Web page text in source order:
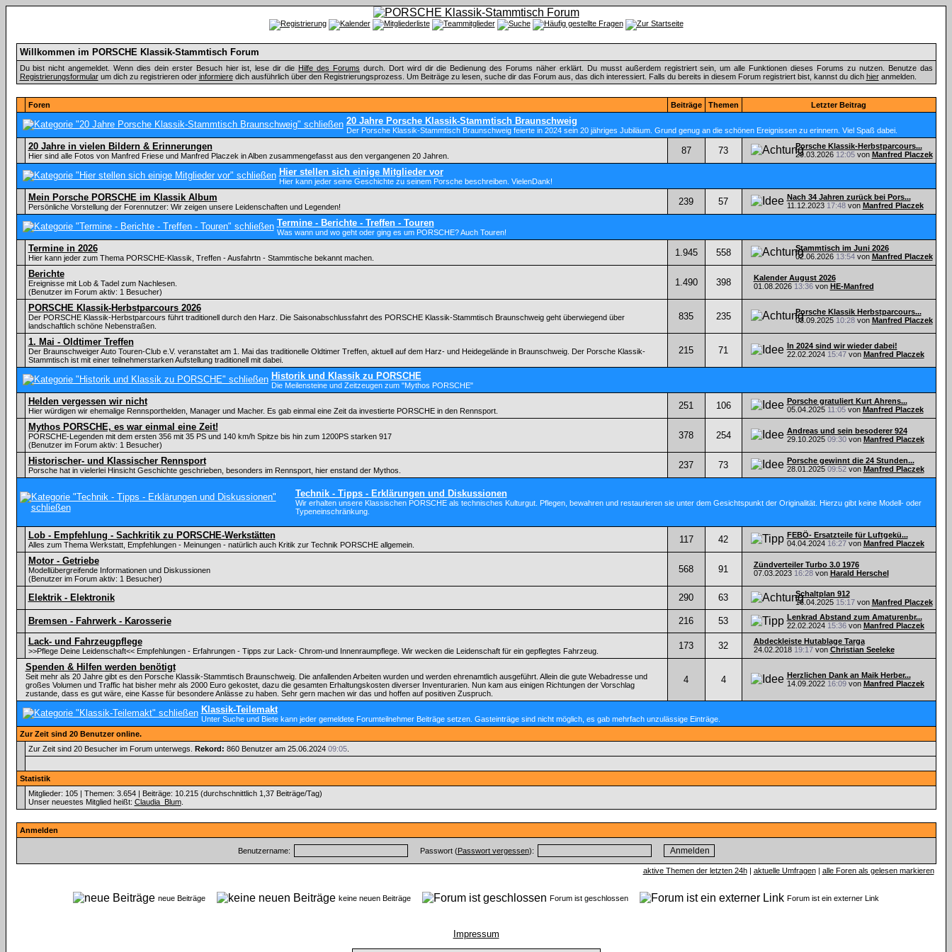
Willkommen im PORSCHE Klassik-Stammtisch Forum
Du bist nicht angemeldet. Wenn dies dein erster Besuch hier ist, lese dir die Hilfe des Forums durch. Dort wird dir die Bedienung des Forums näher erklärt. Du musst außerdem registriert sein, um alle Funktionen dieses Forums zu nutzen. Benutze das
Registrierungsformularum dich zu registrieren oder informieredich ausführlich über den Registrierungsprozess. Um Beiträge zu lesen, suche dir das Forum aus, das dich interessiert. Falls du bereits in diesem Forum registriert bist, kannst du dich hieranmelden.
Foren Beiträge Themen Letzter Beitrag
20 Jahre Porsche Klassik-Stammtisch Braunschweig
Der Porsche Klassik-Stammtisch Braunschweig feierte in 2024 sein 20 jähriges Jubiläum. Grund genug an die schönen Ereignissen zu erinnern. Viel Spaß dabei.
20 Jahre in vielen Bildern & Erinnerungen
Hier sind alle Fotos von Manfred Friese und Manfred Placzek in Alben zusammengefasst aus den vergangenen 20 Jahren. 87 73
Porsche Klassik-Herbstparcours...
29.03.2026 12:05von Manfred Placzek
Hier stellen sich einige Mitglieder vor
Hier kann jeder seine Geschichte zu seinem Porsche beschreiben. VielenDank!
Mein Porsche PORSCHE im Klassik Album
Persönliche Vorstellung der Forennutzer: Wir zeigen unsere Leidenschaften und Legenden! 239 57
Nach 34 Jahren zurück bei Pors...
11.12.2023 17:48von Manfred Placzek
Termine - Berichte - Treffen - Touren
Was wann und wo geht oder ging es um PORSCHE? Auch Touren!
Termine in 2026
Hier kann jeder zum Thema PORSCHE-Klassik, Treffen - Ausfahrtn - Stammtische bekannt machen. 1.945 558
Stammtisch im Juni 2026
02.06.2026 13:54von Manfred Placzek
Berichte
Ereignisse mit Lob & Tadel zum Nachlesen.
(Benutzer im Forum aktiv: 1 Besucher)
1.490 398
Kalender August 2026
01.08.2026 13:36von HE-Manfred
PORSCHE Klassik-Herbstparcours 2026
Der PORSCHE Klassik-Herbstparcours führt traditionell durch den Harz. Die Saisonabschlussfahrt des PORSCHE Klassik-Stammtisch Braunschweig geht überwiegend über
landschaftlich schöne Nebenstraßen.
835 235
Porsche Klassik Herbstparcours...
03.09.2025 10:28von Manfred Placzek
1. Mai - Oldtimer Treffen
Der Braunschweiger Auto Touren-Club e.V. veranstaltet am 1. Mai das traditionelle Oldtimer Treffen, aktuell auf dem Harz- und Heidegelände in Braunschweig. Der Porsche Klassik-
Stammtisch ist mit einer teilnehmerstarken Aufstellung traditionell mit dabei.
215 71
In 2024 sind wir wieder dabei!
22.02.2024 15:47von Manfred Placzek
Historik und Klassik zu PORSCHE
Die Meilensteine und Zeitzeugen zum "Mythos PORSCHE"
Helden vergessen wir nicht
Hier würdigen wir ehemalige Rennsporthelden, Manager und Macher. Es gab einmal eine Zeit da investierte PORSCHE in den Rennsport. 251 106
Porsche gratuliert Kurt Ahrens...
05.04.2025 11:05von Manfred Placzek
Mythos PORSCHE, es war einmal eine Zeit!
PORSCHE-Legenden mit dem ersten 356 mit 35 PS und 140 km/h Spitze bis hin zum 1200PS starken 917
(Benutzer im Forum aktiv: 1 Besucher)
378 254
Andreas und sein besoderer 924
29.10.2025 09:30von Manfred Placzek
Historischer- und Klassischer Rennsport
Porsche hat in vielerlei Hinsicht Geschichte geschrieben, besonders im Rennsport, hier enstand der Mythos. 237 73
Porsche gewinnt die 24 Stunden...
28.01.2025 09:52von Manfred Placzek
Technik - Tipps - Erklärungen und Diskussionen
Wir erhalten unsere Klassischen PORSCHE als technisches Kulturgut. Pflegen, bewahren und restaurieren sie unter dem Gesichtspunkt der Originalität. Hierzu gibt keine Modell- oder
Typeneinschränkung.
Lob - Empfehlung - Sachkritik zu PORSCHE-Werkstätten
Alles zum Thema Werkstatt, Empfehlungen - Meinungen - natürlich auch Kritik zur Technik PORSCHE allgemein. 117 42
FEBÖ- Ersatzteile für Luftgekü...
04.04.2024 16:27von Manfred Placzek
Motor - Getriebe
Modellübergreifende Informationen und Diskussionen
(Benutzer im Forum aktiv: 1 Besucher)
568 91
Zündverteiler Turbo 3.0 1976
07.03.2023 16:28von Harald Herschel
Elektrik - Elektronik 290 63
Schaltplan 912
16.04.2025 15:17von Manfred Placzek
Bremsen - Fahrwerk - Karosserie 216 53
Lenkrad Abstand zum Amaturenbr...
22.02.2024 15:36von Manfred Placzek
Lack- und Fahrzeugpflege
>>Pflege Deine Leidenschaft<< Empfehlungen - Erfahrungen - Tipps zur Lack- Chrom-und Innenraumpflege. Wir wecken die Leidenschaft für ein gepflegtes Fahrzeug. 173 32
Abdeckleiste Hutablage Targa
24.02.2018 19:17von Christian Seeleke
Spenden & Hilfen werden benötigt
Seit mehr als 20 Jahre gibt es den Porsche Klassik-Stammtisch Braunschweig. Die anfallenden Arbeiten wurden und werden ehrenamtlich ausgeführt. Allein die gute Webadresse und
großes Volumen und Traffic hat bisher mehr als 2000 Euro gekostet, dazu die gesamten Erhaltungskosten diverser Inventurarien. Nun kam aus einigen Richtungen der Vorschlag
zustande, dass es gut wäre, eine Kasse für besondere Anlässe zu haben. Sehr gern machen wir das und hoffen auf positiven Zuspruch.
4 4
Herzlichen Dank an Maik Herber...
14.09.2022 16:09von Manfred Placzek
Klassik-Teilemakt
Unter Suche und Biete kann jeder gemeldete Forumteilnehmer Beiträge setzen. Gasteinträge sind nicht möglich, es gab mehrfach unzulässige Einträge.
Zur Zeit sind 20 Benutzer online.
Zur Zeit sind 20 Besucher im Forum unterwegs. Rekord: 860 Benutzer am 25.06.2024 09:05.
Statistik
Mitglieder: 105 | Themen: 3.654 | Beiträge: 10.215 (durchschnittlich 1,37 Beiträge/Tag)
Unser neuestes Mitglied heißt: Claudia_Blum.
Anmelden
Benutzername: Passwort (Passwort vergessen):
aktive Themen der letzten 24h| aktuelle Umfragen| alle Foren als gelesen markieren
neue Beiträge keine neuen Beiträge Forum ist geschlossen Forum ist ein externer Link
Impressum